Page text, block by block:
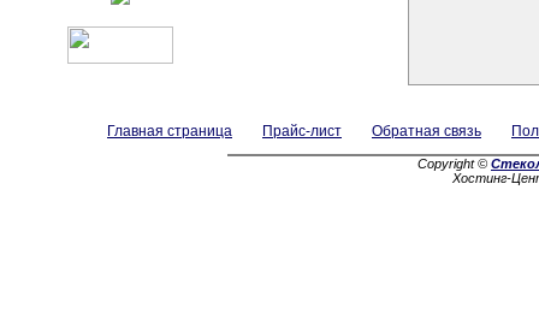
Главная страница Прайс-лист Обратная связь
Copyright ©
Хостинг-